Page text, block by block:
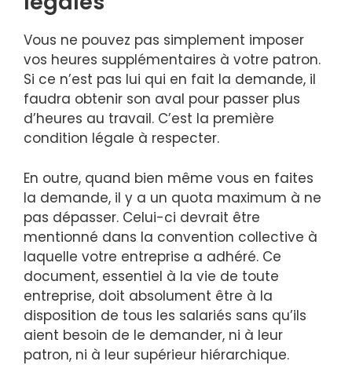
Vous ne pouvez pas simplement imposer
vos heures supplémentaires à votre patron.
Si ce n’est pas lui qui en fait la demande, il
faudra obtenir son aval pour passer plus
d’heures au travail. C’est la première
condition légale à respecter.
En outre, quand bien même vous en faites
la demande, il y a un quota maximum à ne
pas dépasser. Celui-ci devrait être
mentionné dans la convention collective à
laquelle votre entreprise a adhéré. Ce
document, essentiel à la vie de toute
entreprise, doit absolument être à la
disposition de tous les salariés sans qu’ils
aient besoin de le demander, ni à leur
patron, ni à leur supérieur hiérarchique.